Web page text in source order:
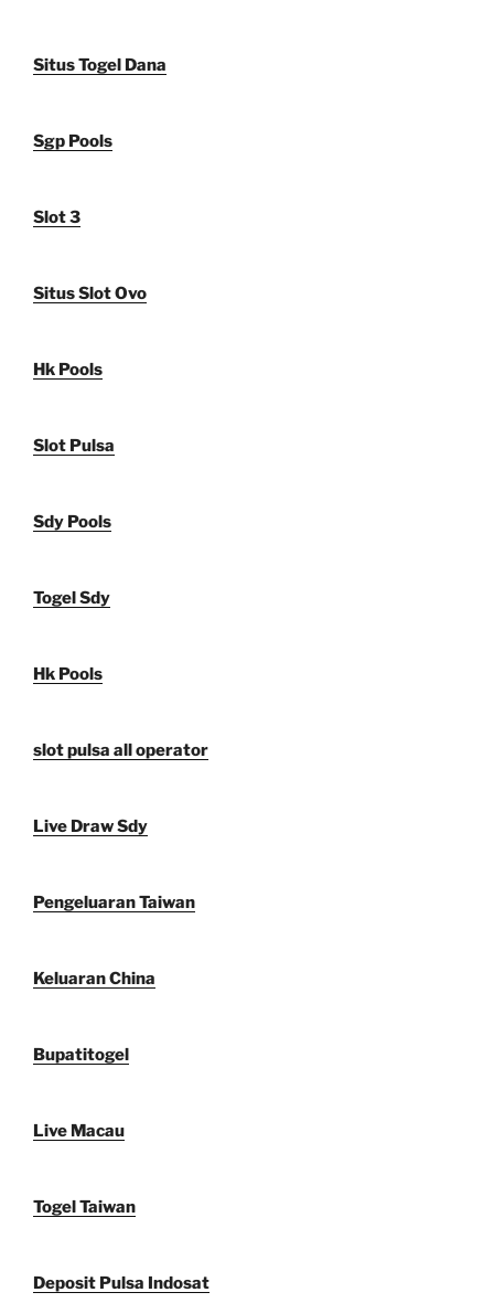
Situs Togel Dana
Sgp Pools
Slot 3
Situs Slot Ovo
Hk Pools
Slot Pulsa
Sdy Pools
Togel Sdy
Hk Pools
slot pulsa all operator
Live Draw Sdy
Pengeluaran Taiwan
Keluaran China
Bupatitogel
Live Macau
Togel Taiwan
Deposit Pulsa Indosat